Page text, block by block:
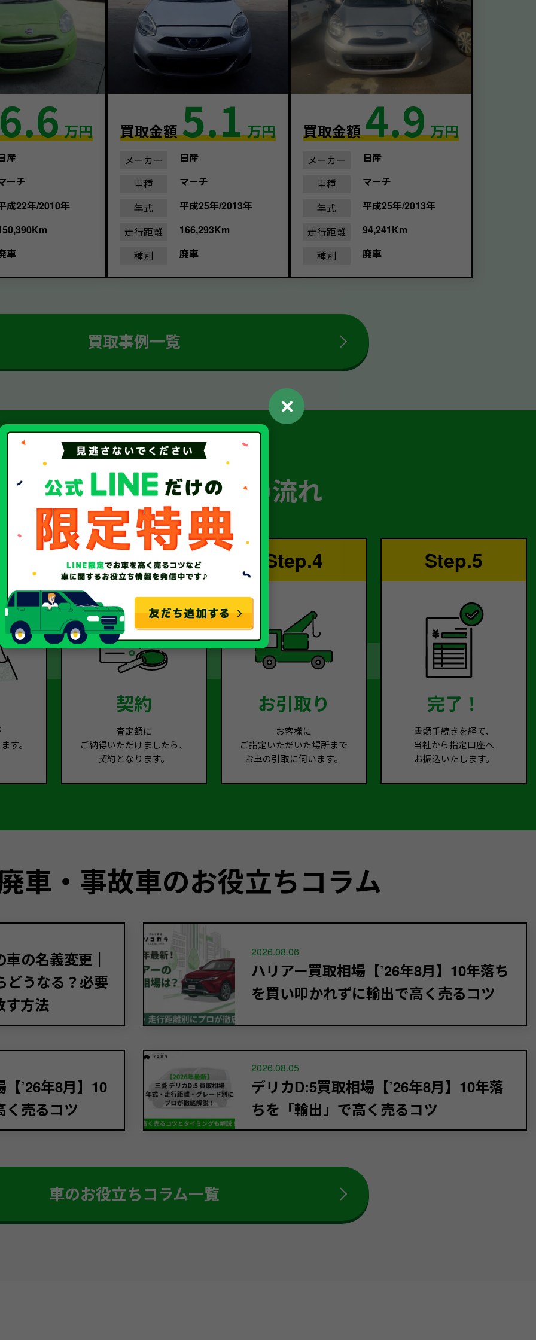
万円
産
ーチ
成22年/2010年
車
買取金額5.1 万円
メーカー
日産
車種
マーチ
年式
平成25年/2013年
走行距離
166,293Km
種別
廃車
買取金額4.9 万円
メーカー
日産
車種
マーチ
年式
平成25年/2013年
走行距離
94,241Km
種別
廃車
買取事例一覧
簡単 5ステップ！
・廃車・事故車買取の流れ
す。
Step.3
契約
査定額に
ご納得いただけましたら、
契約となります。
Step.4
お引取り
お客様に
ご指定いただいた場所まで
お車の引取に伺います。
Step.5
完了！
書類手続きを経て、
当社から指定口座へ
お振込いたします。
車・事故車のお役立ちコラム
の名義変更｜
どうなる？必要
す方法
2026.08.06
ハリアー買取相場【’26年8月】10年落ち
を買い叩かれずに輸出で高く売るコツ
’26年8月】10
く売るコツ
2026.08.05
デリカD:5買取相場【’26年8月】10年落
ちを「輸出」で高く売るコツ
車のお役立ちコラム一覧
✕